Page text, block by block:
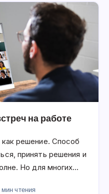
на работе
решение. Способ
принять решения и
Но для многих…
мин чтения